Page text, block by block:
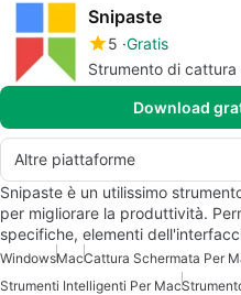
Snipaste
5 Gratis
Strumento di
Download
Altre piattaforme
Snipaste è un utilissimo
per migliorare la produttività.
specifiche, elementi
WindowsMacCattura Schermata Per
Strumenti Intelligenti Per Mac